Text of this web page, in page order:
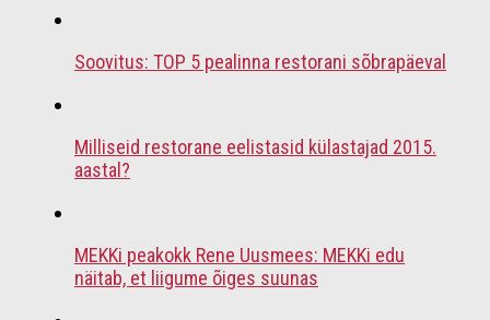
Soovitus: TOP 5 pealinna restorani sõbrapäeval
Milliseid restorane eelistasid külastajad 2015.
aastal?
MEKKi peakokk Rene Uusmees: MEKKi edu
näitab, et liigume õiges suunas